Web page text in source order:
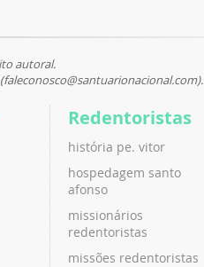
autoral.
Redentoristas
história pe. vitor
hospedagem santo
afonso
missionários
redentoristas
missões redentoristas